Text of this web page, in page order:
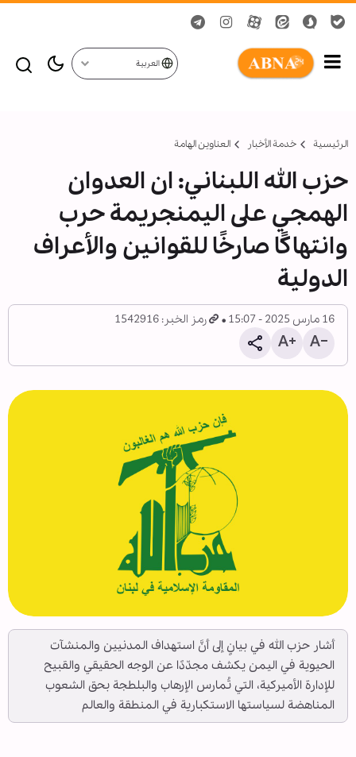
العربية
الرئيسية خدمة الأخبار العناوين الهامة
حزب الله اللبناني: ان العدوان
الهمجي على اليمنجريمة حرب
وانتهاكًا صارخًا للقوانين والأعراف
الدولية
16 مارس 2025 - 15:07 رمز الخبر: 1542916
أشار حزب الله في بيانٍ إلى أنَّ استهداف المدنيين والمنشآت
الحيوية في اليمن يكشف مجدّدًا عن الوجه الحقيقي والقبيح
للإدارة ‏الأميركية، التي تُمارس الإرهاب والبلطجة بحق الشعوب
المناهضة لسياستها الاستكبارية في المنطقة ‏والعالم